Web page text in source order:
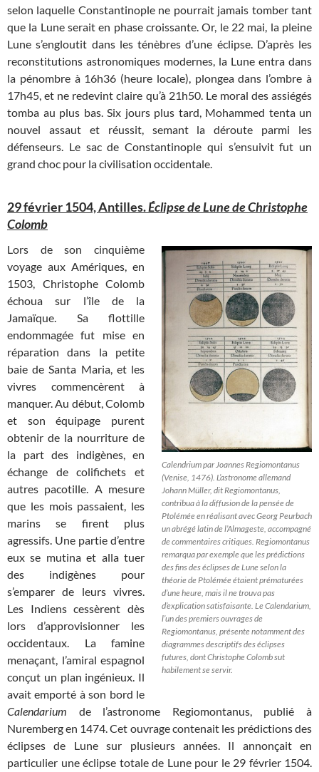
selon laquelle Constantinople ne pourrait jamais tomber tant
que la Lune serait en phase croissante. Or, le 22 mai, la pleine
Lune s’engloutit dans les ténèbres d’une éclipse. D’après les
reconstitutions astronomiques modernes, la Lune entra dans
la pénombre à 16h36 (heure locale), plongea dans l’ombre à
17h45, et ne redevint claire qu’à 21h50. Le moral des assiégés
tomba au plus bas. Six jours plus tard, Mohammed tenta un
nouvel assaut et réussit, semant la déroute parmi les
défenseurs. Le sac de Constantinople qui s’ensuivit fut un
grand choc pour la civilisation occidentale.
29 février 1504, Antilles.Éclipse de Lune de Christophe
Colomb
Calendrium par Joannes Regiomontanus
(Venise, 1476). L’astronome allemand
Johann Müller, dit Regiomontanus,
contribua à la diffusion de la pensée de
Ptolémée en réalisant avec Georg Peurbach
un abrégé latin de l’Almageste, accompagné
de commentaires critiques. Regiomontanus
remarqua par exemple que les prédictions
des fins des éclipses de Lune selon la
théorie de Ptolémée étaient prématurées
d’une heure, mais il ne trouva pas
d’explication satisfaisante. Le Calendarium,
l’un des premiers ouvrages de
Regiomontanus, présente notamment des
diagrammes descriptifs des éclipses
futures, dont Christophe Colomb sut
habilement se servir.
Lors de son cinquième
voyage aux Amériques, en
1503, Christophe Colomb
échoua sur l’île de la
Jamaïque. Sa flottille
endommagée fut mise en
réparation dans la petite
baie de Santa Maria, et les
vivres commencèrent à
manquer. Au début, Colomb
et son équipage purent
obtenir de la nourriture de
la part des indigènes, en
échange de colifichets et
autres pacotille. A mesure
que les mois passaient, les
marins se firent plus
agressifs. Une partie d’entre
eux se mutina et alla tuer
des indigènes pour
s’emparer de leurs vivres.
Les Indiens cessèrent dès
lors d’approvisionner les
occidentaux. La famine
menaçant, l’amiral espagnol
conçut un plan ingénieux. Il
avait emporté à son bord le
Calendarium de l’astronome Regiomontanus, publié à
Nuremberg en 1474. Cet ouvrage contenait les prédictions des
éclipses de Lune sur plusieurs années. Il annonçait en
particulier une éclipse totale de Lune pour le 29 février 1504.